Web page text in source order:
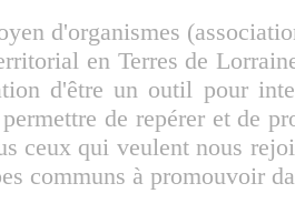
d'organismes
en Terres de
d'être un outil pour
de repérer et de
ceux qui veulent nous
communs à promouvoir